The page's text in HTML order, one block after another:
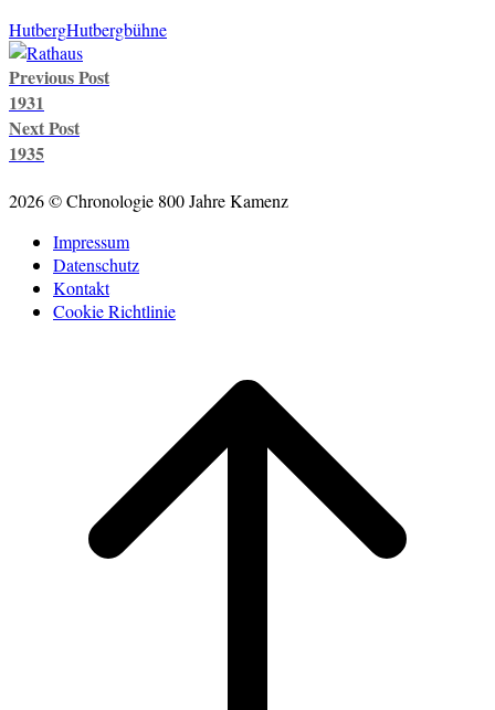
HutbergHutbergbühne
Post
navigation
Previous Post
1931
Next Post
1935
2026 © Chronologie 800 Jahre Kamenz
Impressum
Datenschutz
Kontakt
Cookie Richtlinie